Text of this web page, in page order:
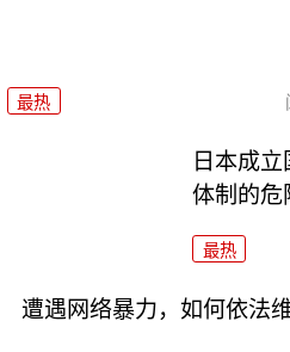
最热
日本成
体制的危
最热
遭遇网络暴力，如何依法